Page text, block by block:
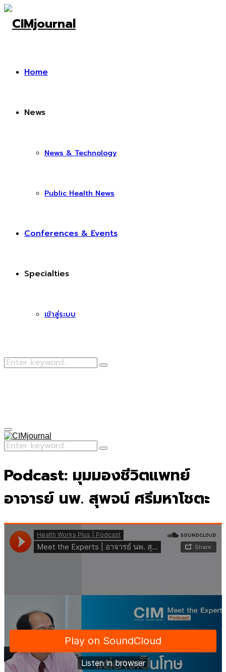
Home
News
News & Technology
Public Health News
Conferences & Events
Specialties
เข้าสู่ระบบ
Search
Search
Primary
Menu
Search
for:
Search
Podcast: มุมมองชีวิตแพทย์
อาจารย์ นพ. สุพจน์ ศรีมหาโชตะ